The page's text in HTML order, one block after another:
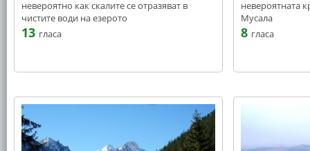
невероятно как скалите се отразяват в
чистите води на езерото
13 гласа
невероятната
Мусала
8 гласа